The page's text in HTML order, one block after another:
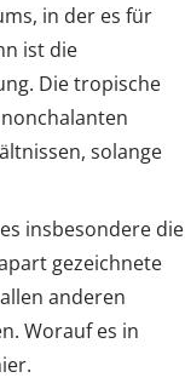
in der es für
ist die
Die tropische
solange
insbesondere die
gezeichnete
anderen
Worauf es in